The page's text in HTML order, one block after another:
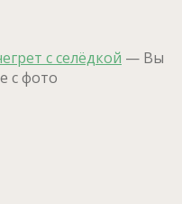
с селёдкой — Вы
с фото